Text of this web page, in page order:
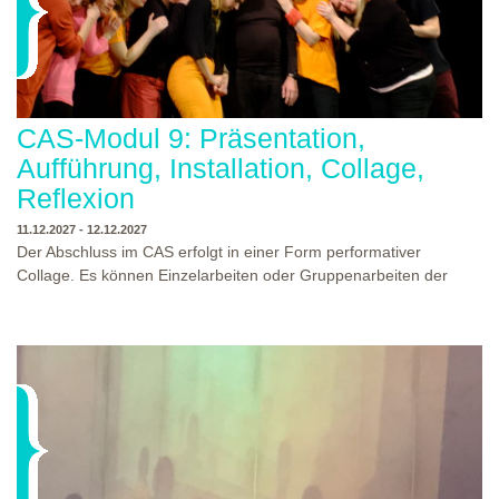
CAS-Modul 9: Präsentation,
Aufführung, Installation, Collage,
Reflexion
11.12.2027 - 12.12.2027
Der Abschluss im CAS erfolgt in einer Form performativer
Collage. Es können Einzelarbeiten oder Gruppenarbeiten der
Ausbildungsprogramm zu erleben. Die Studierenden des
oder Präsentation. Wir freuen uns über Begegnungen und
WO?